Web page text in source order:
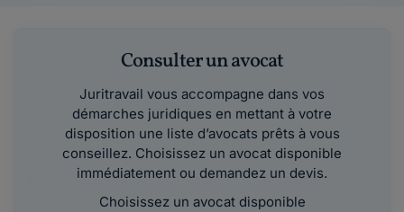
Consulter un avocat
Juritravail vous accompagne dans vos
démarches juridiques en mettant à votre
disposition une liste d’avocats prêts à vous
conseillez. Choisissez un avocat disponible
immédiatement ou demandez un devis.
Choisissez un avocat disponible